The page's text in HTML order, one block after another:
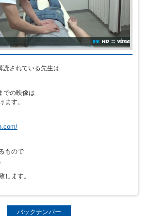
読されている先生は
での映像は
ます。
もので
します。
バックナンバー